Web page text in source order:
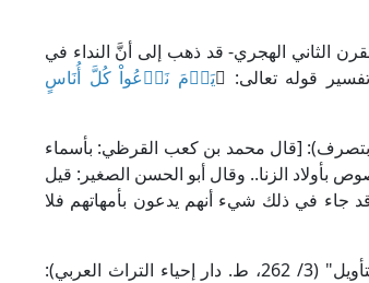
الثاني الهجري- قد ذهب إلى أنَّ النداء في
قوله تعالى: ﴿يَوۡمَ نَدۡعُواْ كُلَّ أُنَاسٍ
ابن عجيبة في تفسيره المسمى "البحر المديد" (3/ 219، بتصرف): [قال محمد بن كعب القرظي: بأسماء
الزنا.. وقال أبو الحسن الصغير: قيل
جاء في ذلك شيء أنهم يدعون بأمهاتهم فلا
وقال الإمام البيضاوي في تفسيره المسمى "أنوار التنزيل وأسرار التأويل" (3/ 262، ط. دار إحياء التراث العربي):